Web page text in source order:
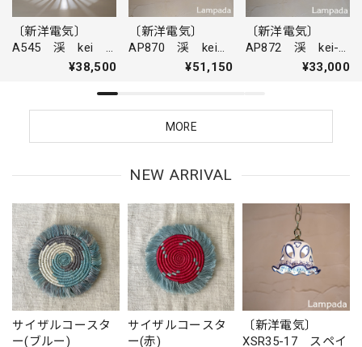
〔新洋電気〕
A545 渓 kei
スタンドライト
¥38,500
〔新洋電気〕
AP870 渓 kei
ペンダントライト
¥51,150
〔新洋電気〕
AP872 渓 kei-
S ペンダントラ
¥33,000
MORE
NEW ARRIVAL
サイザルコースタ
ー(ブルー)
サイザルコースタ
ー(赤)
〔新洋電気〕
XSR35-17 スペイ